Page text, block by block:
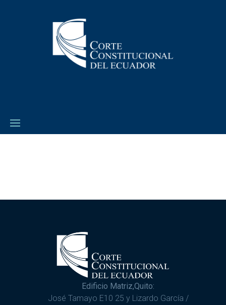
Edificio Matriz,Quito:
José Tamayo E10 25 y Lizardo García /